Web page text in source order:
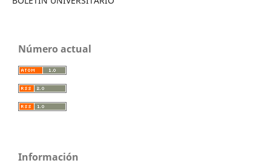
Número actual
Información